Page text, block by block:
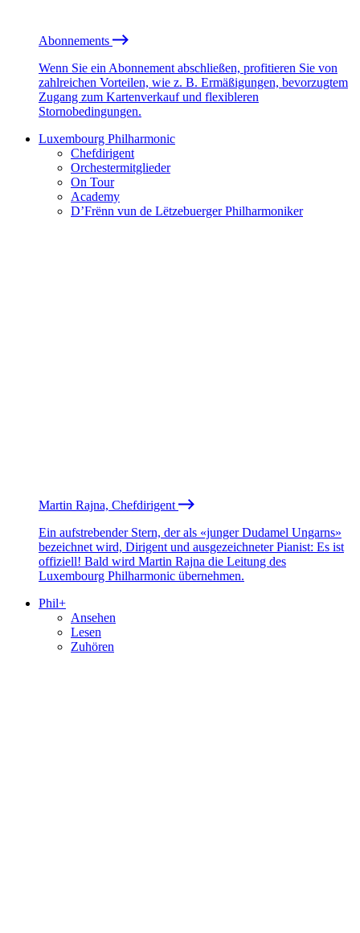
Abonnements
Wenn Sie ein Abonnement abschließen, profitieren Sie von
zahlreichen Vorteilen, wie z. B. Ermäßigungen, bevorzugtem
Zugang zum Kartenverkauf und flexibleren
Stornobedingungen.
Luxembourg Philharmonic
Chefdirigent
Orchestermitglieder
On Tour
Academy
D’Frënn vun de Lëtzebuerger Philharmoniker
Martin Rajna, Chefdirigent
Ein aufstrebender Stern, der als «junger Dudamel Ungarns»
bezeichnet wird, Dirigent und ausgezeichneter Pianist: Es ist
offiziell! Bald wird Martin Rajna die Leitung des
Luxembourg Philharmonic übernehmen.
Phil+
Ansehen
Lesen
Zuhören